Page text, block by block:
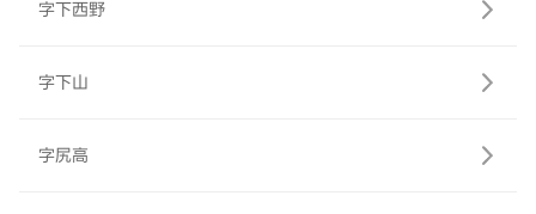
字下西野
字下山
字尻高